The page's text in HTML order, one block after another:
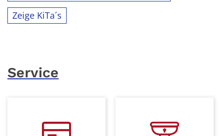
Zeige KiTa´s
Service